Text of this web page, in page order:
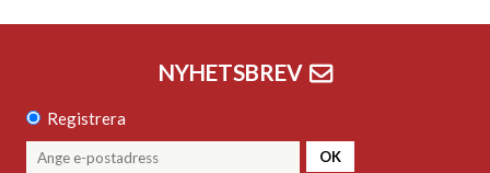
NYHETSBREV
Registrera
OK